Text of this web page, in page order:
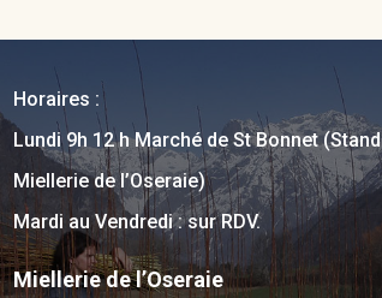
Horaires :
Lundi 9h 12 h Marché de St Bonnet (Stand
Miellerie de l’Oseraie)
Mardi au Vendredi : sur RDV.
Miellerie de l’Oseraie